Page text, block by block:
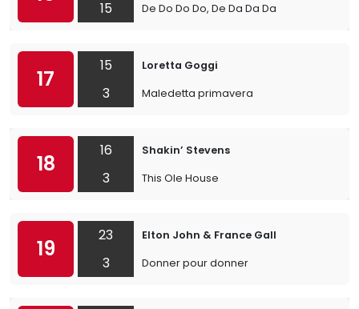
15
De Do Do Do, De Da Da Da
17
15
3
Loretta Goggi
Maledetta primavera
18
16
3
Shakin’ Stevens
This Ole House
19
23
3
Elton John & France Gall
Donner pour donner